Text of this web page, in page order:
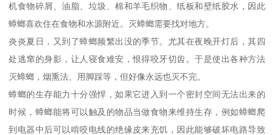
机食物碎屑、油脂、垃圾、棉和羊毛织物、纸板和壁纸胶水，因此
蟑螂喜欢住在食物和水源附近。灭蟑螂需要找对地方。
炎炎夏日，又到了蟑螂频繁出没的季节。尤其在夜晚开灯后，其四
处逃窜的身影，让人寝食难安，恨得咬牙切齿。于是使出各种方法
灭蟑螂，烟熏法、用脚踩等，但好像永远也灭不完。
蟑螂的生存能力十分强悍，如果它进入到一个密封空间无法出来的
时候，蟑螂能将可以触及的物品当做食物来维持生存，例如蟑螂爬
到电器中后可以啃咬电线的绝缘皮来充饥，因此能够破坏电路导致